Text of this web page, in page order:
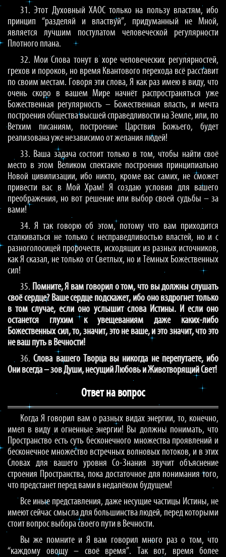
31. Этот Духовный ХАОС только на пользу властям, ибо
принцип “разделяй и властвуй”, придуманный не Мной,
является лучшим постулатом человеческой регулярности
Плотного плана.
32. Мои Слова тонут в хоре человеческих регулярностей,
грехов и пороков, но время Квантового перехода всё расставит
по своим местам. Говоря эти слова, Я как раз имею в виду, что
очень скоро в вашем Мире начнёт распространяться уже
Божественная регулярность – Божественная власть, и мечта
построения общества высшей справедливости на Земле, или, по
Ветхим писаниям, построение Царствия Божьего, будет
реализована уже независимо от желания людей!
33. Ваша задача состоит только в том, чтобы найти своё
место в этом Великом спектакле построения принципиально
Новой цивилизации, ибо никто, кроме вас самих, не сможет
привести вас в Мой Храм! Я создаю условия для вашего
преображения, но вот решение или выбор своей судьбы – за
вами!
34. Я так говорю об этом, потому что вам приходится
сталкиваться не только с несправедливостью властей, но и с
разноголосицей пророчеств, исходящих из разных источников,
как Я сказал, не только от Светлых, но и Тёмных Божественных
сил!
35. Помните, Я вам говорил о том, что вы должны слушать
своё сердце? Ваше сердце подскажет, ибо оно вздрогнет только
в том случае, если оно услышит слова Истины. И если оно
останется глухим к увещеваниям даже каких-либо
Божественных сил, то, значит, это не ваше, и это значит, что это
не ваш путь в Вечности!
36.Слова вашего Творца вы никогда не перепутаете, ибо
Они всегда – зов Души, несущий Любовь и Животворящий Свет!
Ответ на вопрос
Когда Я говорил вам о разных видах энергии, то, конечно,
имел в виду и огненные энергии! Вы должны понимать, что
Пространство есть суть бесконечного множества проявлений и
бесконечное множество встречных волновых потоков, и в этих
Словах для вашего уровня Со-Знания звучит объяснение
строения Пространства, пока достаточное для понимания того,
что предстанет перед вами в недалёком будущем!
Все иные представления, даже несущие частицы Истины, не
имеют сейчас смысла для большинства людей, перед которыми
стоит вопрос выбора своего пути в Вечности.
Вы же помните и Я вам говорил много раз о том, что
“каждому овощу – своё время”. Так вот, время более